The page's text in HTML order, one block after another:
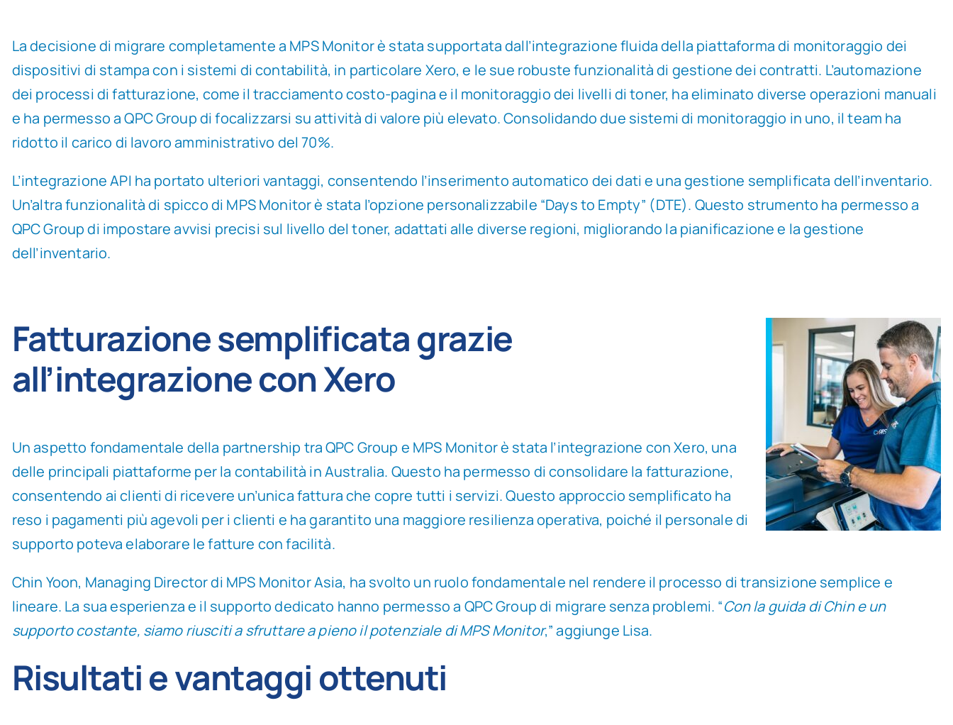
La decisione di migrare completamente a MPS Monitor è stata supportata dall’integrazione fluida della piattaforma di monitoraggio dei
dispositivi di stampa con i sistemi di contabilità, in particolare Xero, e le sue robuste funzionalità di gestione dei contratti. L’automazione
dei processi di fatturazione, come il tracciamento costo-pagina e il monitoraggio dei livelli di toner, ha eliminato diverse operazioni manuali
e ha permesso a QPC Group di focalizzarsi su attività di valore più elevato. Consolidando due sistemi di monitoraggio in uno, il team ha
ridotto il carico di lavoro amministrativo del 70%.
L’integrazione API ha portato ulteriori vantaggi, consentendo l’inserimento automatico dei dati e una gestione semplificata dell’inventario.
Un’altra funzionalità di spicco di MPS Monitor è stata l’opzione personalizzabile “Days to Empty” (DTE). Questo strumento ha permesso a
QPC Group di impostare avvisi precisi sul livello del toner, adattati alle diverse regioni, migliorando la pianificazione e la gestione
dell’inventario.
Fatturazione semplificata grazie
all’integrazione con Xero
Un aspetto fondamentale della partnership tra QPC Group e MPS Monitor è stata l’integrazione con Xero, una
delle principali piattaforme per la contabilità in Australia. Questo ha permesso di consolidare la fatturazione,
consentendo ai clienti di ricevere un’unica fattura che copre tutti i servizi. Questo approccio semplificato ha
reso i pagamenti più agevoli per i clienti e ha garantito una maggiore resilienza operativa, poiché il personale di
supporto poteva elaborare le fatture con facilità.
Chin Yoon, Managing Director di MPS Monitor Asia, ha svolto un ruolo fondamentale nel rendere il processo di transizione semplice e
lineare. La sua esperienza e il supporto dedicato hanno permesso a QPC Group di migrare senza problemi. “Con la guida di Chin e un
supporto costante, siamo riusciti a sfruttare a pieno il potenziale di MPS Monitor,” aggiunge Lisa.
Risultati e vantaggi ottenuti